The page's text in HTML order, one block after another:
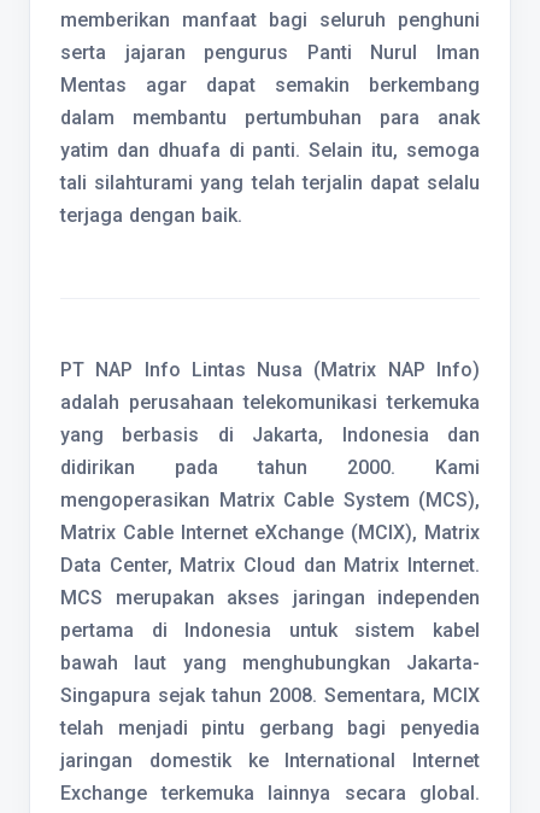
memberikan manfaat bagi seluruh penghuni
serta jajaran pengurus Panti Nurul Iman
Mentas agar dapat semakin berkembang
dalam membantu pertumbuhan para anak
yatim dan dhuafa di panti. Selain itu, semoga
tali silahturami yang telah terjalin dapat selalu
terjaga dengan baik.
PT NAP Info Lintas Nusa (Matrix NAP Info)
adalah perusahaan telekomunikasi terkemuka
yang berbasis di Jakarta, Indonesia dan
didirikan pada tahun 2000. Kami
mengoperasikan Matrix Cable System (MCS),
Matrix Cable Internet eXchange (MCIX), Matrix
Data Center, Matrix Cloud dan Matrix Internet.
MCS merupakan akses jaringan independen
pertama di Indonesia untuk sistem kabel
bawah laut yang menghubungkan Jakarta-
Singapura sejak tahun 2008. Sementara, MCIX
telah menjadi pintu gerbang bagi penyedia
jaringan domestik ke International Internet
Exchange terkemuka lainnya secara global.